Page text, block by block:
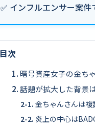
✅ インフルエンサー案
目次
暗号資産女子の金ち
話題が拡大した背景
金ちゃんさんは
炎上の中心は